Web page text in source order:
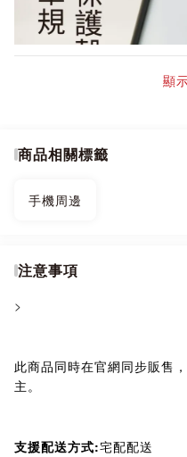
顯
商品相關標籤
手機周邊
注意事項
>
此商品同時在官網同步販售
主。
支援配送方式:宅配配送